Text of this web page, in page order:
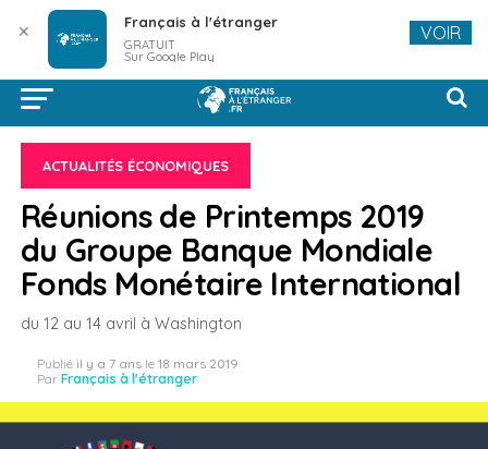
ACTUALITÉS ÉCONOMIQUES
Réunions de Printemps 2019
du Groupe Banque Mondiale
Fonds Monétaire International
du 12 au 14 avril à Washington
Publié il y a 7 ans le 18 mars 2019
Par Français à l'étranger
✕ Français à l'étranger
GRATUIT
Sur Google Play
VOIR